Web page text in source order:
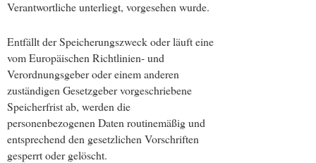
Verantwortliche unterliegt, vorgesehen wurde.
Entfällt der Speicherungszweck oder läuft eine
vom Europäischen Richtlinien- und
Verordnungsgeber oder einem anderen
zuständigen Gesetzgeber vorgeschriebene
Speicherfrist ab, werden die
personenbezogenen Daten routinemäßig und
entsprechend den gesetzlichen Vorschriften
gesperrt oder gelöscht.